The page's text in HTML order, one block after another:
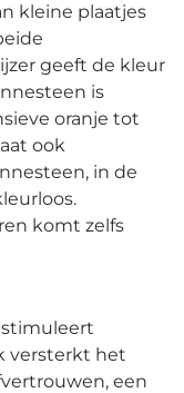
kleine plaatjes
geeft de kleur
is
oranje tot
ook
in de
komt zelfs
versterkt het
een